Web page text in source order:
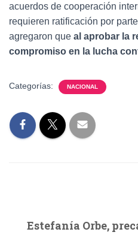
acuerdos de cooperación
requieren ratificación por
agregaron que al aprobar la
compromiso en la lucha
Categorías: NACIONAL
Estefanía Orbe,